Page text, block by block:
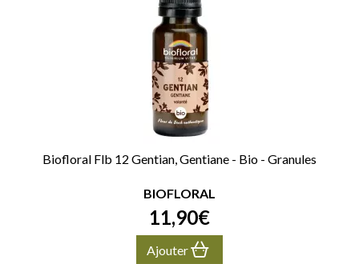
Biofloral Flb 12 Gentian, Gentiane - Bio - Granules
BIOFLORAL
11,90€
Ajouter